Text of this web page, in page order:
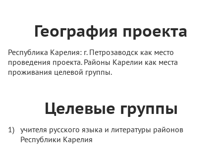
География проекта
Республика Карелия: г. Петрозаводск как место
проведения проекта. Районы Карелии как места
проживания целевой группы.
Целевые группы
учителя русского языка и литературы районов
Республики Карелия